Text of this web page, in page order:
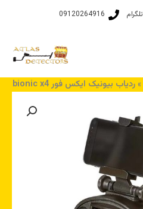
تلگرام 09120264916
»ردیاب بیونیک ایکس فور bionic x4